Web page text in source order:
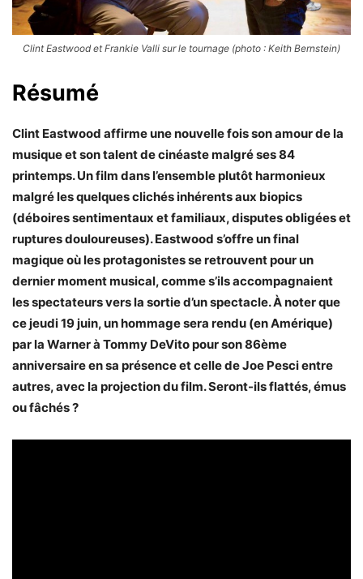
Clint Eastwood et Frankie Valli sur le tournage (photo : Keith Bernstein)
Résumé
Clint Eastwood affirme une nouvelle fois son amour de la
musique et son talent de cinéaste malgré ses 84
printemps. Un film dans l’ensemble plutôt harmonieux
malgré les quelques clichés inhérents aux biopics
(déboires sentimentaux et familiaux, disputes obligées et
ruptures douloureuses). Eastwood s’offre un final
magique où les protagonistes se retrouvent pour un
dernier moment musical, comme s’ils accompagnaient
les spectateurs vers la sortie d’un spectacle. À noter que
ce jeudi 19 juin, un hommage sera rendu (en Amérique)
par la Warner à Tommy DeVito pour son 86ème
anniversaire en sa présence et celle de Joe Pesci entre
autres, avec la projection du film. Seront-ils flattés, émus
ou fâchés ?